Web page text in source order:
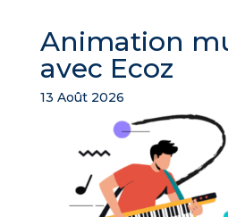
Animation
avec Ecoz
13 Août 2026